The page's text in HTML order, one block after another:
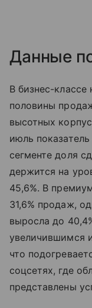
Данные
В бизнес-классе
половины
высотных
июль
сегменте доля
держится на
45,6%. В
31,6% продаж,
выросла до
увеличившимся
что
соцсетях, где
представлены